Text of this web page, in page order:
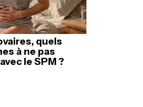
quels
à ne pas
le SPM ?